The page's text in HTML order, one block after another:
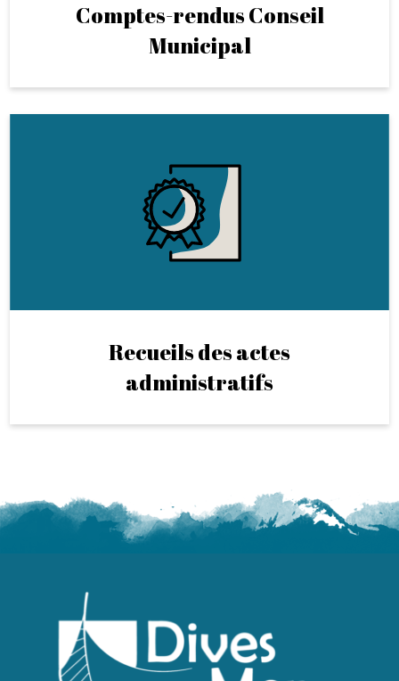
Comptes-rendus Conseil
Municipal
Recueils des actes
administratifs